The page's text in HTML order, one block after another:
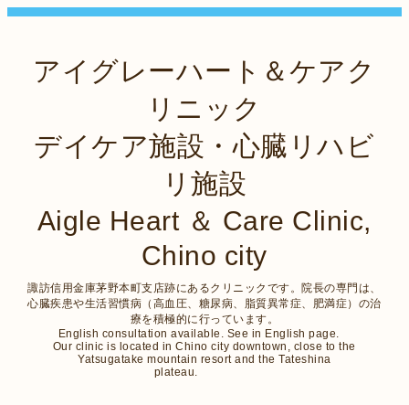
アイグレーハート＆ケアク
リニック
デイケア施設・心臓リハビ
リ施設
Aigle Heart ＆ Care Clinic,
Chino city
諏訪信用金庫茅野本町支店跡にあるクリニックです。院長の専門は、
心臓疾患や生活習慣病（高血圧、糖尿病、脂質異常症、肥満症）の治
療を積極的に行っています。
English consultation available. See in English page.
Our clinic is located in Chino city downtown, close to the
Yatsugatake mountain resort and the Tateshina
plateau.